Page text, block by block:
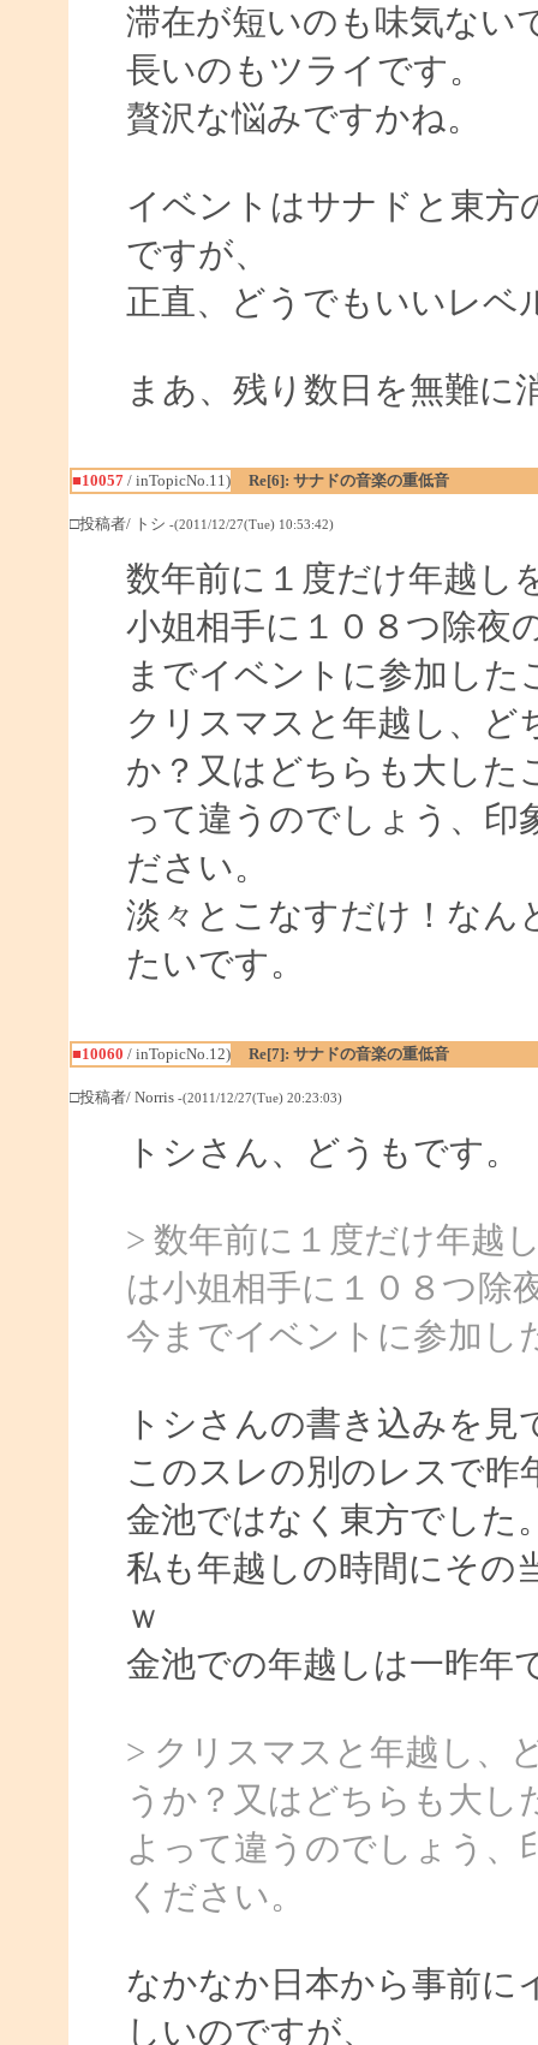
滞在が短いのも味気ない
長いのもツライです。
贅沢な悩みですかね。
イベントはサナドと東方
ですが、
正直、どうでもいいレベ
まあ、残り数日を無難に
■10057/ inTopicNo.11) Re[6]: サナドの音楽の重低音
□投稿者/ トシ -(2011/12/27(Tue) 10:53:42)
数年前に１度だけ年越し
小姐相手に１０８つ除夜
までイベントに参加した
クリスマスと年越し、
か？又はどちらも大した
って違うのでしょう、印
ださい。
淡々とこなすだけ！なん
たいです。
■10060 / inTopicNo.12) Re[7]: サナドの音楽の重低音
□投稿者/ Norris -(2011/12/27(Tue) 20:23:03)
トシさん、どうもです。
> 数年前に１度だけ年越
は小姐相手に１０８つ除
今までイベントに参加し
トシさんの書き込みを
このスレの別のレスで昨
金池ではなく東方でした
私も年越しの時間にその
ｗ
金池での年越しは一昨年
> クリスマスと年越し、
うか？又はどちらも大
よって違うのでしょう、
ください。
なかなか日本から事前に
しいのですが、